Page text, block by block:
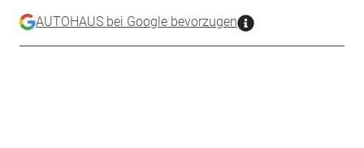
AUTOHAUS bei Google bevorzugen